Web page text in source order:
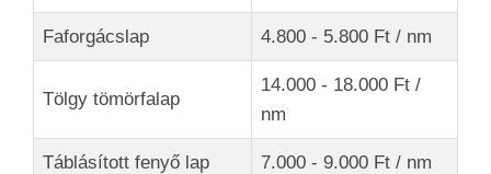
Faforgácslap 4.800 - 5.800 Ft / nm
Tölgy tömörfalap
14.000 - 18.000 Ft /
nm
Táblásított fenyő lap 7.000 - 9.000 Ft / nm